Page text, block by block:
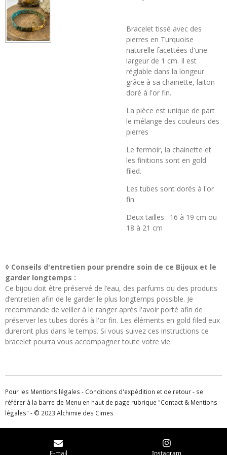
Bracelet tissé avec des
pierres en Turquoise
naturelle facettées d'une
largeur de 1 cm. Il est
réglable dans la longeur
grâce à sa chainette, laiton
doré à l'or fin.
La pièce est unique de part
le mélange des couleurs des
pierres
Le fermoir, la chainette et
les finitions sont en gold
filed.
Les tubes sont dorés à l'or
fin.
Deux tailles : 16 à 19 cm ou
18 à 21 cm
◊ Conseils d'entretien pour prendre soin de ce Bijoux et le
garder longtemps :
Ce bijou doit être préservé de l’eau, des parfums ou des produits
d’entretien afin de le garder le plus longtemps possible. Je
recommande de veiller à le ranger après l'avoir porté afin de
préserver les tubes dorés à l'or fin. Les éléments en gold filed eux
dureront plus dans le temps. Si vous suivez ces instructions ce
bracelet pourra vous accompagner toute votre vie.
Pour les Mentions légales - Conditions d'expédition et de retour - se
référer à la barre de Menu en haut de page rubrique "Contact & Mentions
légales" - © 2023 Alchimie des Cimes
E-mail Instagram